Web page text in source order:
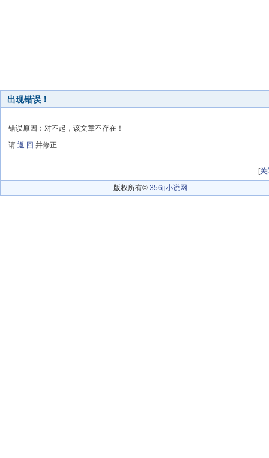
出现错误！
错误原因：对不起，该文章不存在！
请 返 回 并修正
[关
版权所有© 356jj小说网